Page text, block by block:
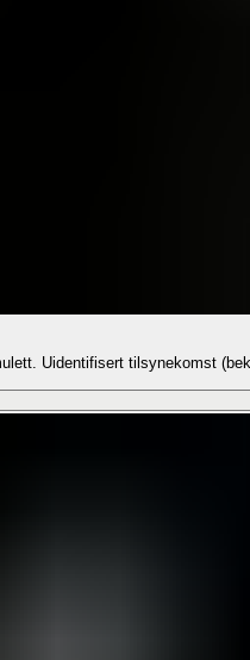
Uidentifisert tilsynekomst